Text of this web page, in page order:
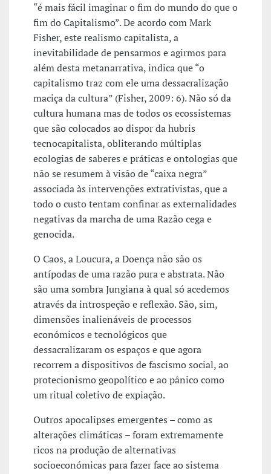
“é mais fácil imaginar o fim do mundo do que o
fim do Capitalismo”. De acordo com Mark
Fisher, este realismo capitalista, a
inevitabilidade de pensarmos e agirmos para
além desta metanarrativa, indica que “o
capitalismo traz com ele uma dessacralização
maciça da cultura” (Fisher, 2009: 6). Não só da
cultura humana mas de todos os ecossistemas
que são colocados ao dispor da hubris
tecnocapitalista, obliterando múltiplas
ecologias de saberes e práticas e ontologias que
não se resumem à visão de “caixa negra”
associada às intervenções extrativistas, que a
todo o custo tentam confinar as externalidades
negativas da marcha de uma Razão cega e
genocida.
O Caos, a Loucura, a Doença não são os
antípodas de uma razão pura e abstrata. Não
são uma sombra Jungiana à qual só acedemos
através da introspeção e reflexão. São, sim,
dimensões inalienáveis de processos
económicos e tecnológicos que
dessacralizaram os espaços e que agora
recorrem a dispositivos de fascismo social, ao
protecionismo geopolítico e ao pânico como
um ritual coletivo de expiação.
Outros apocalipses emergentes – como as
alterações climáticas – foram extremamente
ricos na produção de alternativas
socioeconómicas para fazer face ao sistema